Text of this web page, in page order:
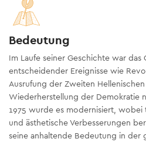
Bedeutung
Im Laufe seiner Geschichte war das
entscheidender Ereignisse wie
Ausrufung der Zweiten
Wiederherstellung der Demokratie
1975 wurde es modernisiert,
und ästhetische Verbesserungen
seine anhaltende Bedeutung in der